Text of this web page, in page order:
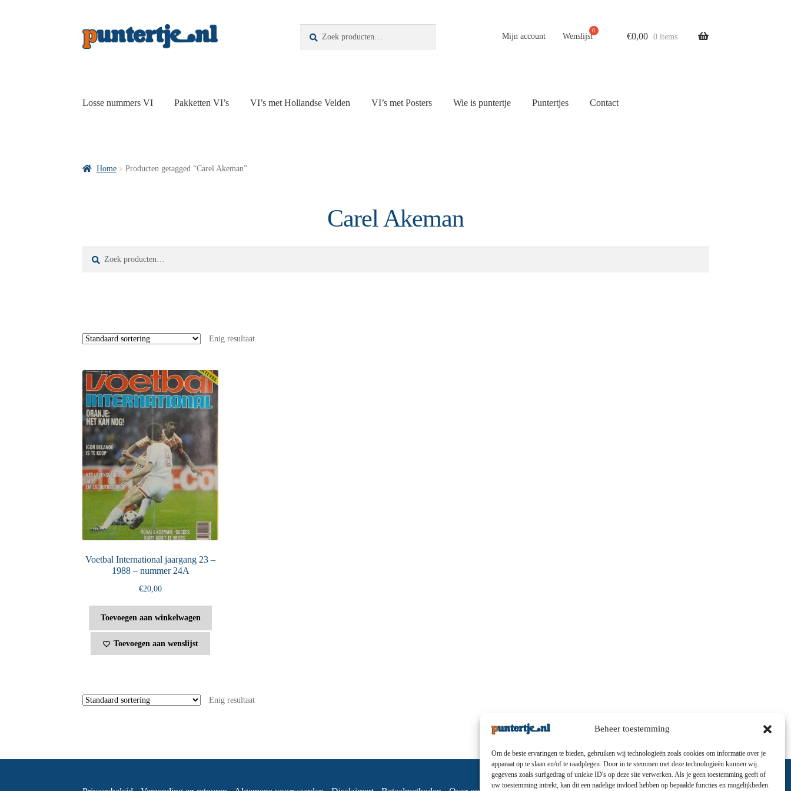
Beheer toestemming
Om de beste ervaringen te bieden, gebruiken wij technologieën zoals cookies om informatie over je
apparaat op te slaan en/of te raadplegen. Door in te stemmen met deze technologieën kunnen wij
gegevens zoals surfgedrag of unieke ID's op deze site verwerken. Als je geen toestemming geeft of
uw toestemming intrekt, kan dit een nadelige invloed hebben op bepaalde functies en mogelijkheden.
Zoeken
Mijn account Wenslijst €0,00 0 items
Losse nummers VI Pakketten VI’s VI’s met Hollandse Velden VI’s met Posters Wie is puntertje Puntertjes Contact
Home Producten getagged “Carel Akeman”
Carel Akeman
Enig resultaat
Voetbal International jaargang 23 –
1988 – nummer 24A
€20,00
Toevoegen aan winkelwagen
Toevoegen aan wenslijst
Enig resultaat